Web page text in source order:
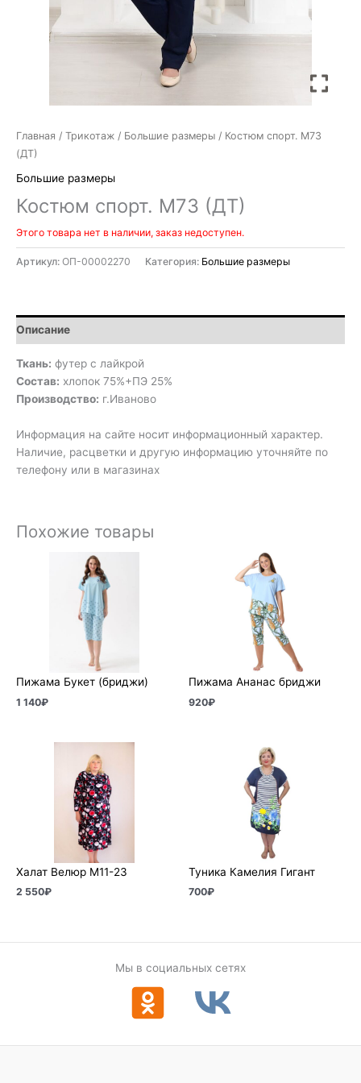
Главная / Трикотаж / Большие размеры / Костюм спорт. М73
(ДТ)
Большие размеры
Костюм спорт. М73 (ДТ)
Этого товара нет в наличии, заказ недоступен.
Артикул: ОП-00002270 Категория: Большие размеры
Описание
Ткань: футер с лайкрой
Состав: хлопок 75%+ПЭ 25%
Производство: г.Иваново
Информация на сайте носит информационный характер.
Наличие, расцветки и другую информацию уточняйте по
телефону или в магазинах
Похожие товары
Пижама Букет (бриджи)
1 140₽
Пижама Ананас бриджи
920₽
Халат Велюр М11-23
2 550₽
Туника Камелия Гигант
700₽
Мы в социальных сетях